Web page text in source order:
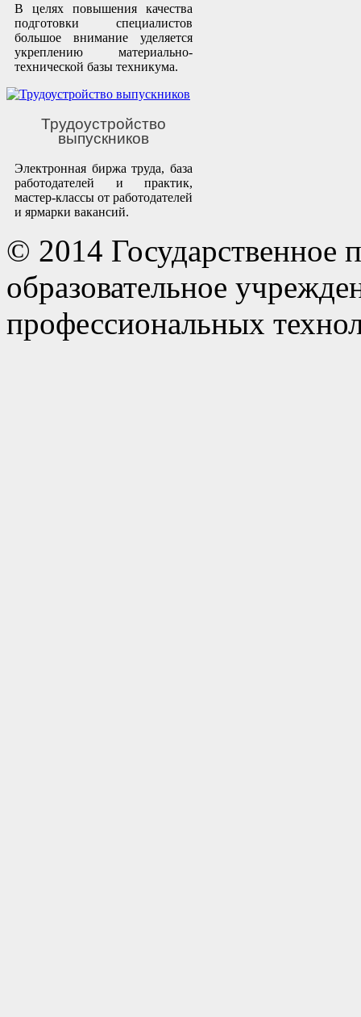
В целях повышения качества
подготовки специалистов
большое внимание уделяется
укреплению материально-
технической базы техникума.
Трудоустройство
выпускников
Электронная биржа труда, база
работодателей и практик,
мастер-классы от работодателей
и ярмарки вакансий.
© 2014 Государственное
образовательное
профессиональных